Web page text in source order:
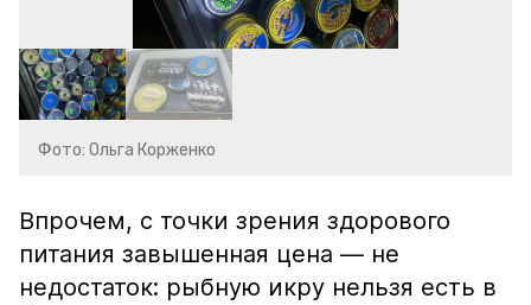
Фото: Ольга Корженко
Впрочем, с точки зрения здорового
питания завышенная цена — не
недостаток: рыбную икру нельзя есть в